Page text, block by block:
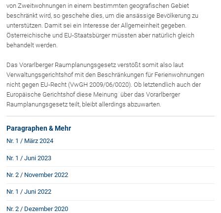
Download
Die Österreichischen Rechtsanwälte
Dr. Stefan Müller
Dr. Petra Piccolruaz
Mag. Patrick Piccolruaz
Dr. Roland Piccolruaz †
Mag. Raphaela Klotz
von Zweitwohnungen in einem bestimmten geografischen Gebiet
beschränkt wird, so geschehe dies, um die ansässige Bevölkerung zu
unterstützen. Damit sei ein Interesse der Allgemeinheit gegeben.
Österreichische und EU-Staatsbürger müssten aber natürlich gleich
behandelt werden.
Das Vorarlberger Raumplanungsgesetz verstößt somit also laut
Verwaltungsgerichtshof mit den Beschränkungen für Ferienwohnungen
nicht gegen EU-Recht (VwGH 2009/06/0020). Ob letztendlich auch der
Europäische Gerichtshof diese Meinung über das Vorarlberger
Raumplanungsgesetz teilt, bleibt allerdings abzuwarten.
Paragraphen & Mehr
Nr. 1 / März 2024
Nr. 1 / Juni 2023
Nr. 2 / November 2022
Nr. 1 / Juni 2022
Nr. 2 / Dezember 2020